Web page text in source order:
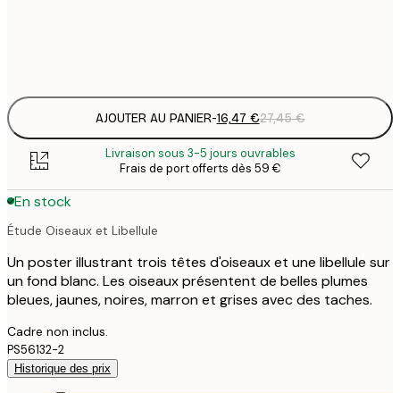
AJOUTER AU PANIER-16,47 €27,45 €
Livraison sous 3-5 jours ouvrables
Frais de port offerts dès 59 €
En stock
Étude Oiseaux et Libellule
Un poster illustrant trois têtes d'oiseaux et une libellule sur
un fond blanc. Les oiseaux présentent de belles plumes
bleues, jaunes, noires, marron et grises avec des taches.
Cadre non inclus.
PS56132-2
Historique des prix